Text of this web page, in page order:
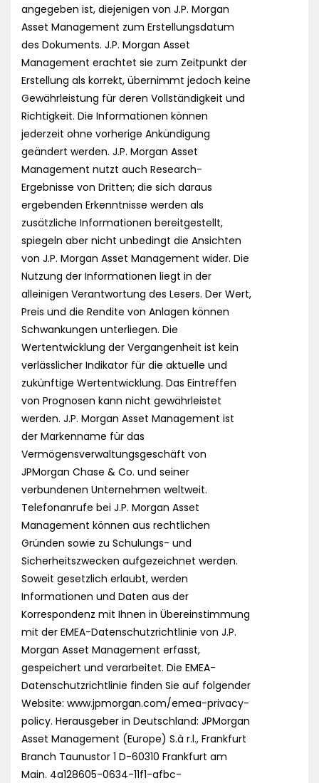
angegeben ist, diejenigen von J.P. Morgan
Asset Management zum Erstellungsdatum
des Dokuments. J.P. Morgan Asset
Management erachtet sie zum Zeitpunkt der
Erstellung als korrekt, übernimmt jedoch keine
Gewährleistung für deren Vollständigkeit und
Richtigkeit. Die Informationen können
jederzeit ohne vorherige Ankündigung
geändert werden. J.P. Morgan Asset
Management nutzt auch Research-
Ergebnisse von Dritten; die sich daraus
ergebenden Erkenntnisse werden als
zusätzliche Informationen bereitgestellt,
spiegeln aber nicht unbedingt die Ansichten
von J.P. Morgan Asset Management wider. Die
Nutzung der Informationen liegt in der
alleinigen Verantwortung des Lesers. Der Wert,
Preis und die Rendite von Anlagen können
Schwankungen unterliegen. Die
Wertentwicklung der Vergangenheit ist kein
verlässlicher Indikator für die aktuelle und
zukünftige Wertentwicklung. Das Eintreffen
von Prognosen kann nicht gewährleistet
werden. J.P. Morgan Asset Management ist
der Markenname für das
Vermögensverwaltungsgeschäft von
JPMorgan Chase & Co. und seiner
verbundenen Unternehmen weltweit.
Telefonanrufe bei J.P. Morgan Asset
Management können aus rechtlichen
Gründen sowie zu Schulungs- und
Sicherheitszwecken aufgezeichnet werden.
Soweit gesetzlich erlaubt, werden
Informationen und Daten aus der
Korrespondenz mit Ihnen in Übereinstimmung
mit der EMEA-Datenschutzrichtlinie von J.P.
Morgan Asset Management erfasst,
gespeichert und verarbeitet. Die EMEA-
Datenschutzrichtlinie finden Sie auf folgender
Website: www.jpmorgan.com/emea-privacy-
policy. Herausgeber in Deutschland: JPMorgan
Asset Management (Europe) S.à r.l., Frankfurt
Branch Taunustor 1 D-60310 Frankfurt am
Main. 4a128605-0634-11f1-afbc-